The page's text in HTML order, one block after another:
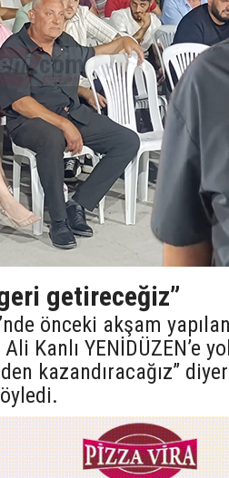
getireceğiz”
önceki akşam
Kanlı YENİDÜZEN’e
kazandıracağız”